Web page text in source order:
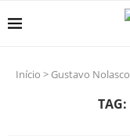
Início > Gustavo Nolasco
TAG: